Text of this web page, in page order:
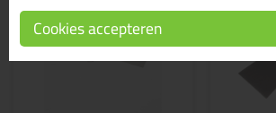
Cookies accepteren